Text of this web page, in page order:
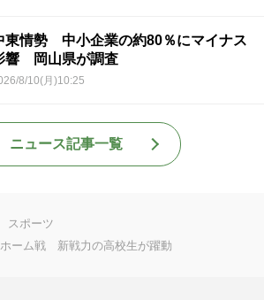
東情勢 中小企業の約80％にマイナス
響 岡山県が調査
8/10(月)10:25
ニュース記事一覧
スポーツ
ーム戦 新戦力の高校生が躍動